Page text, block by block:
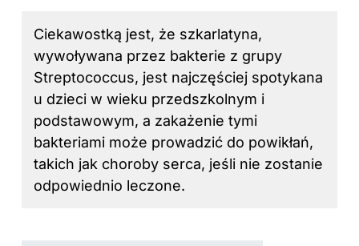
Ciekawostką jest, że szkarlatyna,
wywoływana przez bakterie z grupy
Streptococcus, jest najczęściej spotykana
u dzieci w wieku przedszkolnym i
podstawowym, a zakażenie tymi
bakteriami może prowadzić do powikłań,
takich jak choroby serca, jeśli nie zostanie
odpowiednio leczone.